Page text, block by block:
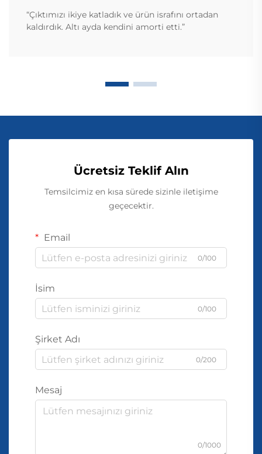
“Çıktımızı ikiye katladık ve ürün israfını ortadan
kaldırdık. Altı ayda kendini amorti etti.”
Ücretsiz Teklif Alın
Temsilcimiz en kısa sürede sizinle iletişime
geçecektir.
Email
0/100
İsim
0/100
Şirket Adı
0/200
Mesaj
0/1000